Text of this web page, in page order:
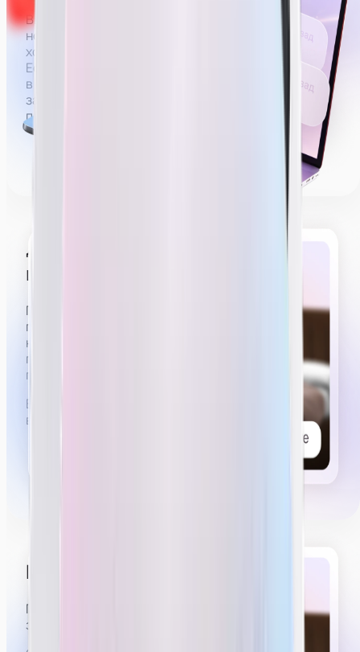
Вы можете не раздеваться полностью,
но зарабатывать без раздевания
хотя бы до нижнего белья будет проблематично.
Если не раздеваться совсем (например, сидеть
в футболке и джинсах), на деле удастся выйти на
заработную плату в районе 60 000 рублей,
получать больше будет сложнее.
Делать эротическое
шоу на трансляции
Примерно 5 из 6 часов стрима нужно будет иметь
приятный, слегка эротичный вид. Вы можете
немного расстегнуть рубашку, стоять,
пританцовывая в коротких шортах или юбке,
показывать эмоции удовольствия, возбуждения.
Вы можете посмотреть видеопримеры работы
вебкам-моделей
Проводить приваты
Примерно 30–40 минут из 6 часов стрима будут
занимать приваты.